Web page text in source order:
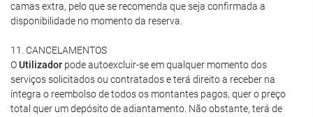
camas extra, pelo que se recomenda que seja confirmada a
disponibilidade no momento da reserva.
11. CANCELAMENTOS
OUtilizador pode autoexcluir-se em qualquer momento dos
serviços solicitados ou contratados e terá direito a receber na
íntegra o reembolso de todos os montantes pagos, quer o preço
total quer um depósito de adiantamento. Não obstante, terá de